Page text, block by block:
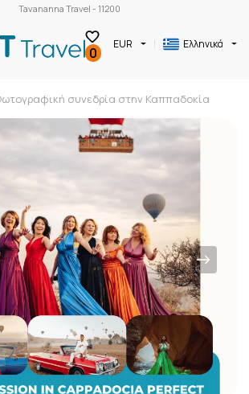
Tavananna Travel - 11200
0 EUR Ελληνικά
συνεδρία στην Καππαδοκία